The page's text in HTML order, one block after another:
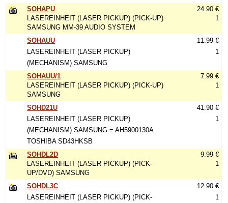
SOHAPU
LASEREINHEIT (LASER PICKUP) (PICK-UP)
SAMSUNG MM-39 AUDIO SYSTEM
24.90 €
1
SOHAUU
LASEREINHEIT (LASER PICKUP)
(MECHANISM) SAMSUNG
11.99 €
1
SOHAUU/1
LASEREINHEIT (LASER PICKUP) (PICK-UP)
SAMSUNG
7.99 €
1
SOHD21U
LASEREINHEIT (LASER PICKUP)
(MECHANISM) SAMSUNG = AH5900130A
TOSHIBA SD43HKSB
41.90 €
1
SOHDL2D
LASEREINHEIT (LASER PICKUP) (PICK-
UP/DVD) SAMSUNG
9.99 €
1
SOHDL3C
LASEREINHEIT (LASER PICKUP) (PICK-
12.90 €
1